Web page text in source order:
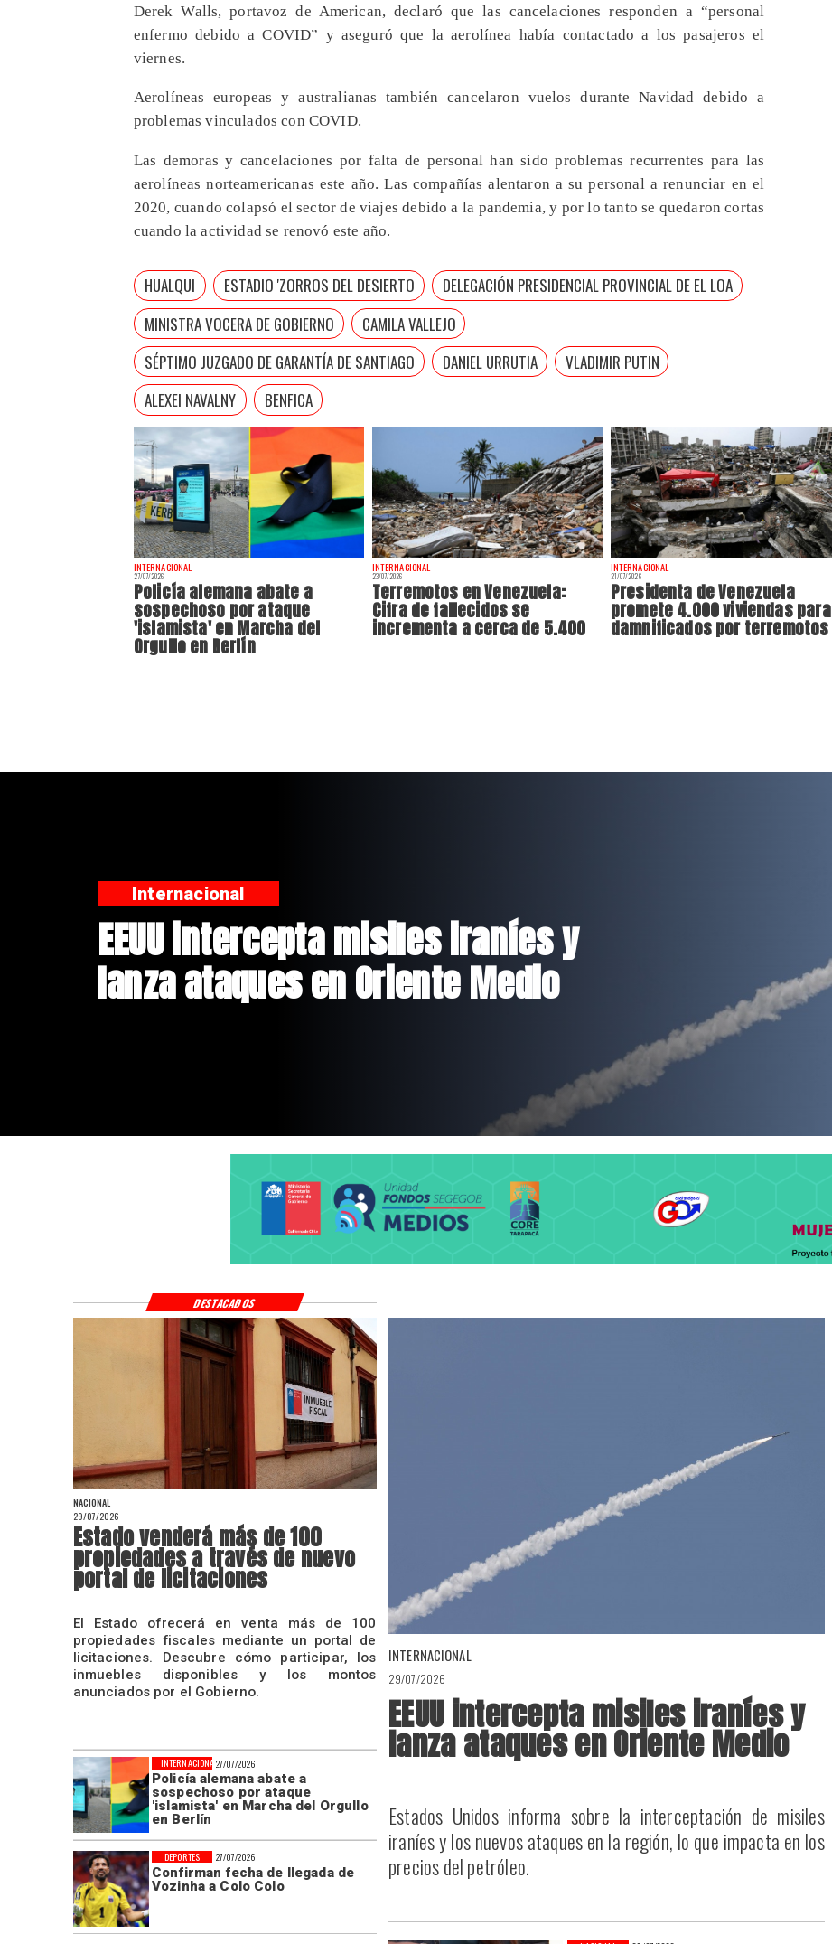
INTERNACIONAL
27/07/2026
Policía alemana abate a
sospechoso por ataque
'islamista' en Marcha del
Orgullo en Berlín
INTERNACIONAL
23/07/2026
Terremotos en Venezuela:
Cifra de fallecidos se
incrementa a cerca de 5.400
INTERNACIONAL
21/07/2026
Presidenta de Venezuela
promete 4.000 viviendas para
damnificados por terremotos
Derek Walls, portavoz de American, declaró que las cancelaciones responden a “personal
enfermo debido a COVID” y aseguró que la aerolínea había contactado a los pasajeros el
viernes.
Aerolíneas europeas y australianas también cancelaron vuelos durante Navidad debido a
problemas vinculados con COVID.
Las demoras y cancelaciones por falta de personal han sido problemas recurrentes para las
aerolíneas norteamericanas este año. Las compañías alentaron a su personal a renunciar en el
2020, cuando colapsó el sector de viajes debido a la pandemia, y por lo tanto se quedaron cortas
cuando la actividad se renovó este año.
HUALQUI ESTADIO 'ZORROS DEL DESIERTO
DELEGACIÓN PRESIDENCIAL PROVINCIAL DE EL LOA
MINISTRA VOCERA DE GOBIERNO
CAMILA VALLEJO
SÉPTIMO JUZGADO DE GARANTÍA DE SANTIAGO
DANIEL URRUTIA
VLADIMIR PUTIN
ALEXEI NAVALNY
BENFICA
Estado venderá más de 100
propiedades a través de nuevo
Nacional
27/07/2026
Policía alemana abate a
sospechoso por ataque
'islamista' en Marcha del Orgullo
en Berlín
INTERNACIONAL
27/07/2026
Confirman fecha de llegada de
Vozinha a Colo Colo
DEPORTES
NACIONAL
29/07/2026
Estado venderá más de 100
propiedades a través de nuevo
portal de licitaciones
El Estado ofrecerá en venta más de 100
propiedades fiscales mediante un portal de
licitaciones. Descubre cómo participar, los
inmuebles disponibles y los montos
anunciados por el Gobierno.
INTERNACIONAL
29/07/2026
EEUU intercepta misiles iraníes y
lanza ataques en Oriente Medio
Estados Unidos informa sobre la interceptación de misiles
iraníes y los nuevos ataques en la región, lo que impacta en los
precios del petróleo.
DESTACADOS